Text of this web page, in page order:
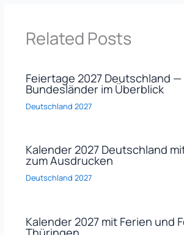
Related Posts
Feiertage 2027 Deutschland —
Bundesländer im Überblick
Deutschland 2027
Kalender 2027 Deutschland
zum Ausdrucken
Deutschland 2027
Kalender 2027 mit Ferien und